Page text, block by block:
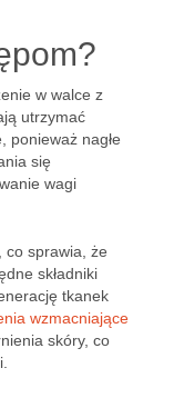
w walce z
utrzymać
ponieważ nagłe
się
wagi
co sprawia, że
składniki
tkanek
wzmacniające
skóry, co